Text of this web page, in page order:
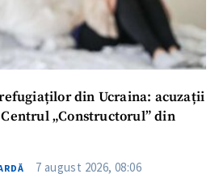
SUSȚINE
din Ucraina: acuzații
„Constructorul” din
7 august 2026, 08:06